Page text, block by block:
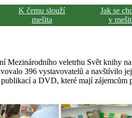
K čemu slouží
mešita
Jak se
v
Mezinárodního veletrhu Svět knihy
396 vystavovatelů a navštívilo
a DVD, které mají zájemcům